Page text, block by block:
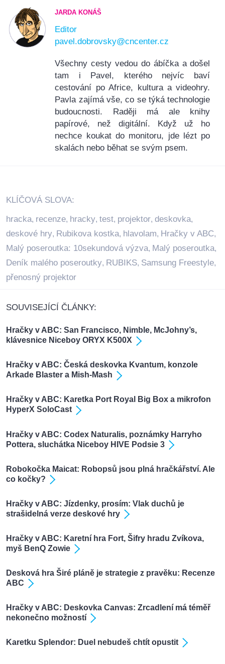
JARDA KONÁŠ
Editor
pavel.dobrovsky@cncenter.cz
Všechny cesty vedou do ábíčka a došel
tam i Pavel, kterého nejvíc baví
cestování po Africe, kultura a videohry.
Pavla zajímá vše, co se týká technologie
budoucnosti. Raději má ale knihy
papírové, než digitální. Když už ho
nechce koukat do monitoru, jde lézt po
skalách nebo běhat se svým psem.
KLÍČOVÁ SLOVA:
hracka, recenze, hracky, test, projektor, deskovka,
deskové hry, Rubikova kostka, hlavolam, Hračky v ABC,
Malý poseroutka: 10sekundová výzva, Malý poseroutka,
Deník malého poseroutky, RUBIKS, Samsung Freestyle,
přenosný projektor
SOUVISEJÍCÍ ČLÁNKY:
Hračky v ABC: San Francisco, Nimble, McJohny’s,
klávesnice Niceboy ORYX K500X
Hračky v ABC: Česká deskovka Kvantum, konzole
Arkade Blaster a Mish-Mash
Hračky v ABC: Karetka Port Royal Big Box a mikrofon
HyperX SoloCast
Hračky v ABC: Codex Naturalis, poznámky Harryho
Pottera, sluchátka Niceboy HIVE Podsie 3
Robokočka Maicat: Robopsů jsou plná hračkářství. Ale
co kočky?
Hračky v ABC: Jízdenky, prosím: Vlak duchů je
strašidelná verze deskové hry
Hračky v ABC: Karetní hra Fort, Šifry hradu Zvíkova,
myš BenQ Zowie
Desková hra Širé pláně je strategie z pravěku: Recenze
ABC
Hračky v ABC: Deskovka Canvas: Zrcadlení má téměř
nekonečno možností
Karetku Splendor: Duel nebudeš chtít opustit